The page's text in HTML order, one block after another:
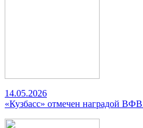
14.05.2026
«Кузбасс» отмечен наградой